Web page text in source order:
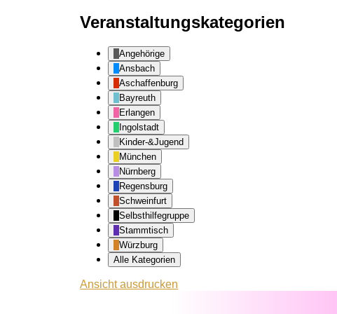
Veranstaltungskategorien
Angehörige
Ansbach
Aschaffenburg
Bayreuth
Erlangen
Ingolstadt
Kinder-&Jugend
München
Nürnberg
Regensburg
Schweinfurt
Selbsthilfegruppe
Stammtisch
Würzburg
Alle Kategorien
Ansichtausdrucken